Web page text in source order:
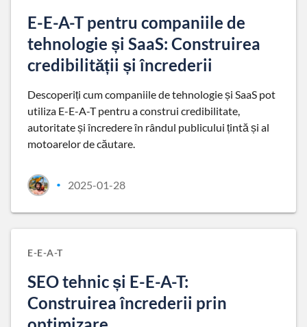
E-E-A-T pentru companiile de
tehnologie și SaaS: Construirea
credibilității și încrederii
Descoperiți cum companiile de tehnologie și SaaS pot
utiliza E-E-A-T pentru a construi credibilitate,
autoritate și încredere în rândul publicului țintă și al
motoarelor de căutare.
• 2025-01-28
E-E-A-T
SEO tehnic și E-E-A-T:
Construirea încrederii prin